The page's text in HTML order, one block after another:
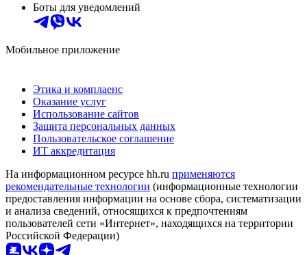
Боты для уведомлений
Мобильное приложение
Этика и комплаенс
Оказание услуг
Использование сайтов
Защита персональных данных
Пользовательское соглашение
ИТ аккредитация
На информационном ресурсе hh.ru применяются
рекомендательные технологии (информационные технологии
предоставления информации на основе сбора, систематизации
и анализа сведений, относящихся к предпочтениям
пользователей сети «Интернет», находящихся на территории
Российской Федерации)